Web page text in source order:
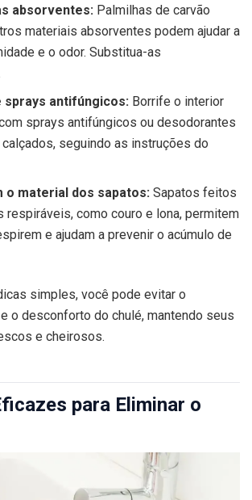
absorventes:Palmilhas de carvão
materiais absorventes podem ajudar a
e o odor. Substitua-as
sprays antifúngicos: Borrife o interior
sprays antifúngicos ou desodorantes
seguindo as instruções do
o material dos sapatos: Sapatos feitos
respiráveis, como couro e lona, permitem
e ajudam a prevenir o acúmulo de
simples, você pode evitar o
o desconforto do chulé, mantendo seus
e cheirosos.
para Eliminar o